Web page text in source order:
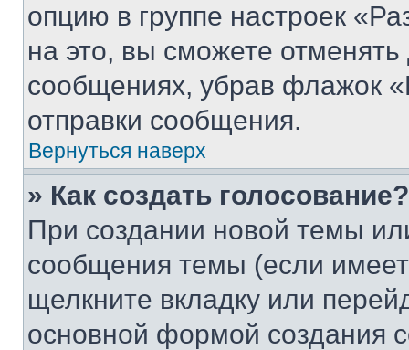
опцию в группе настроек
на это, вы сможете
сообщениях, убрав флажок
отправки сообщения.
Вернуться наверх
» Как создать голосование?
При создании новой темы
сообщения темы (если
щелкните вкладку или
основной формой создания